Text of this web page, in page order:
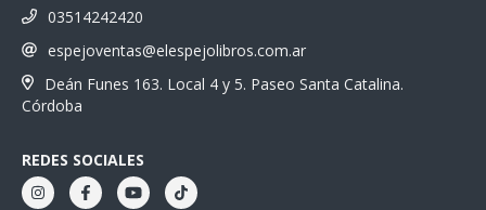
03514242420
espejoventas@elespejolibros.com.ar
Deán Funes 163. Local 4 y 5. Paseo Santa Catalina.
Córdoba
REDES SOCIALES